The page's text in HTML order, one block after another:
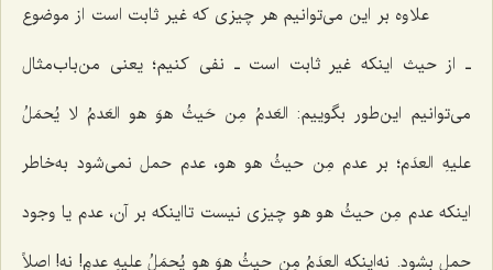
علاوه بر این می‌توانیم هر چیزی که غیر ثابت است از موضوع
ـ از حیث اینکه غیر ثابت است ـ نفی کنیم؛ یعنی من‌باب‌مثال
می‌توانیم این‌طور بگوییم: العَدمُ مِن حَیثُ هوَ هو العَدمُ لا یُحمَلُ
علیهِ العدَم؛ بر عدم مِن حیثُ هو هو، عدم حمل نمی‌شود به‌خاطر
اینکه عدم مِن حیثُ هو هو چیزی نیست تااینکه بر آن، عدم یا وجود
حمل بشود. نه‌اینکه العدَمُ مِن حیثُ هوَ هو یُحمَلُ علیهِ عدمِ! نه! اصلاً